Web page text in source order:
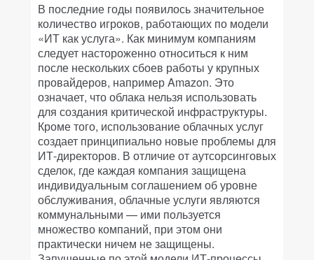
В последние годы появилось значительное
количество игроков, работающих по модели
«ИТ как услуга». Как минимум компаниям
следует настороженно относиться к ним
после нескольких сбоев работы у крупных
провайдеров, например Amazon. Это
означает, что облака нельзя использовать
для создания критической инфраструктуры.
Кроме того, использование облачных услуг
создает принципиально новые проблемы для
ИТ-директоров. В отличие от аутсорсинговых
сделок, где каждая компания защищена
индивидуальным соглашением об уровне
обслуживания, облачные услуги являются
коммунальными — ими пользуется
множество компаний, при этом они
практически ничем не защищены.